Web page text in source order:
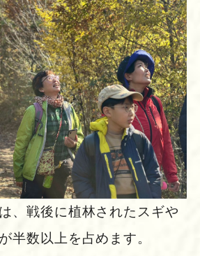
、戦後に植林されたスギや
半数以上を占めます。